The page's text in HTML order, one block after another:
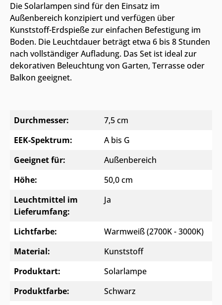
Die Solarlampen sind für den Einsatz im
Außenbereich konzipiert und verfügen über
Kunststoff-Erdspieße zur einfachen Befestigung im
Boden. Die Leuchtdauer beträgt etwa 6 bis 8 Stunden
nach vollständiger Aufladung. Das Set ist ideal zur
dekorativen Beleuchtung von Garten, Terrasse oder
Balkon geeignet.
Durchmesser:
7,5 cm
EEK-Spektrum:
A bis G
Geeignet für:
Außenbereich
Höhe:
50,0 cm
Leuchtmittel im
Lieferumfang:
Ja
Lichtfarbe:
Warmweiß (2700K - 3000K)
Material:
Kunststoff
Produktart:
Solarlampe
Produktfarbe:
Schwarz